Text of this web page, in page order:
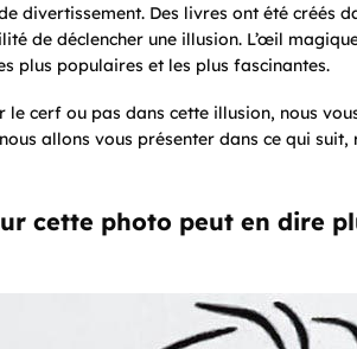
divertissement. Des livres ont été créés
de déclencher une illusion. L’œil magique
plus populaires et les plus fascinantes.
le cerf ou pas dans cette illusion, nous
allons vous présenter dans ce qui
cette photo peut en dire